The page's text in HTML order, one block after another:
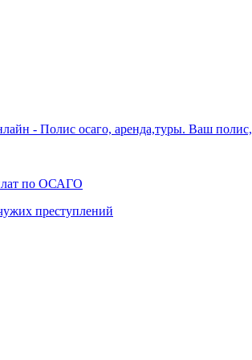
- Полис осаго, аренда,туры. Ваш полис,
по ОСАГО
преступлений